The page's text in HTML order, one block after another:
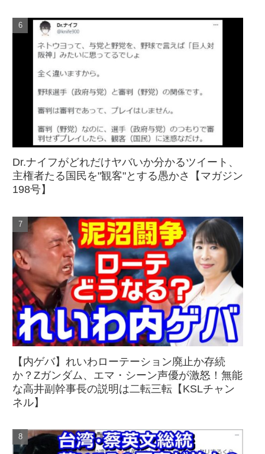
Dr.ナイフがどれだけヤバいか分かるツイート、
主権者たる国民を"観客"とする愚かさ【マガジン
198号】
【内ゲバ】れいわローテーション廃止か存続
か？Zガンダム、エマ・シーン声優が激怒！無能
な高井副幹事長の説明は二転三転【KSLチャン
ネル】